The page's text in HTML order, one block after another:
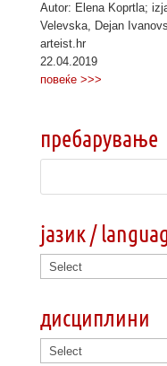
Autor: Elena Koprtla;
Velevska, Dejan
arteist.hr
22.04.2019
повеќе >>>
пребарување
јазик /
дисциплини